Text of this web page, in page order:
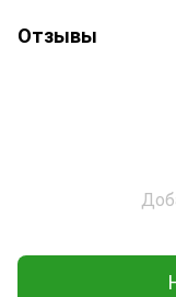
Отзывы